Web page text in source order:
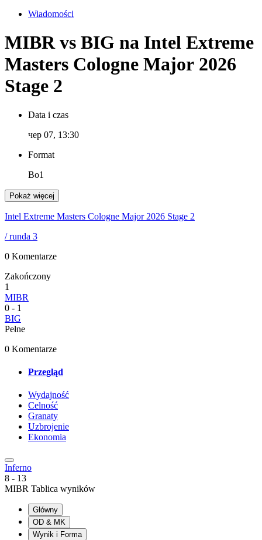
Wiadomości
MIBR vs BIG na Intel Extreme
Masters Cologne Major 2026
Stage 2
Data i czas
чер 07, 13:30
Format
Bo1
Pokaż więcej
Intel Extreme Masters Cologne Major 2026 Stage 2
/ runda 3
0 Komentarze
Zakończony
1
MIBR
0 - 1
BIG
Pełne
0 Komentarze
Przegląd
Wydajność
Celność
Granaty
Uzbrojenie
Ekonomia
Inferno
8 - 13
MIBR Tablica wyników
Główny
OD & MK
Wynik i Forma